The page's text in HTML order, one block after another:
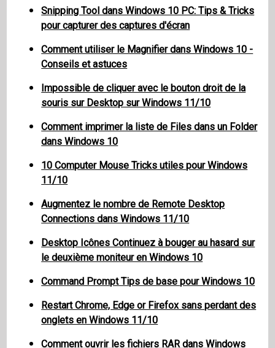
Snipping Tool dans Windows 10 PC: Tips & Tricks
pour capturer des captures d'écran
Comment utiliser le Magnifier dans Windows 10 -
Conseils et astuces
Impossible de cliquer avec le bouton droit de la
souris sur Desktop sur Windows 11/10
Comment imprimer la liste de Files dans un Folder
dans Windows 10
10 Computer Mouse Tricks utiles pour Windows
11/10
Augmentez le nombre de Remote Desktop
Connections dans Windows 11/10
Desktop Icônes Continuez à bouger au hasard sur
le deuxième moniteur en Windows 10
Command Prompt Tips de base pour Windows 10
Restart Chrome, Edge or Firefox sans perdant des
onglets en Windows 11/10
Comment ouvrir les fichiers RAR dans Windows